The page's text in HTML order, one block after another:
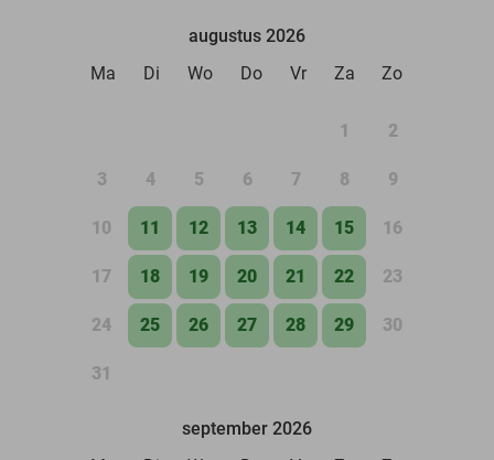
augustus 2026
Ma
Di Wo Do Vr Za Zo
1 2
3 4 5 6 7 8 9
10 11 12 13 14 15 16
17 18 19 20 21 22 23
24 25 26 27 28 29 30
31
september 2026